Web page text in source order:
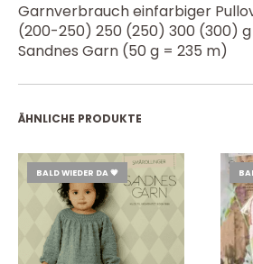
Garnverbrauch einfarbiger
(200-250) 250 (250) 300 (300) g
Sandnes Garn (50 g = 235 m)
ÄHNLICHE PRODUKTE
BALD WIEDER DA 💗